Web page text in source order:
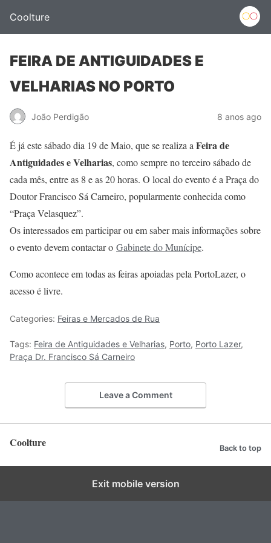
Coolture
FEIRA DE ANTIGUIDADES E
VELHARIAS NO PORTO
João Perdigão 8 anos ago
É já este sábado dia 19 de Maio, que se realiza a Feira de
Antiguidades e Velharias, como sempre no terceiro sábado de
cada mês, entre as 8 e as 20 horas. O local do evento é a Praça do
Doutor Francisco Sá Carneiro, popularmente conhecida como
“Praça Velasquez”.
Os interessados em participar ou em saber mais informações sobre
o evento devem contactar o Gabinete do Munícipe.
Como acontece em todas as feiras apoiadas pela PortoLazer, o
acesso é livre.
Categories: Feiras e Mercados de Rua
Tags: Feira de Antiguidades e Velharias, Porto, Porto Lazer,
Praça Dr. Francisco Sá Carneiro
Leave a Comment
Coolture Back to top
Exit mobile version